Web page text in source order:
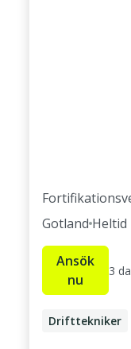
Gotland Heltid
Ansök
nu
3
Drifttekniker